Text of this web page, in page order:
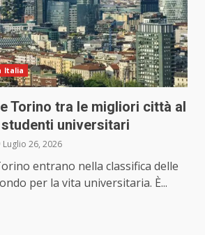
Italia
Torino tra le migliori città al
universitari
Luglio 26, 2026
entrano nella classifica delle
per la vita universitaria. È...